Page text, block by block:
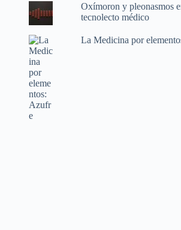
Oxímoron y pleonasmos
tecnolecto médico
La Medicina por